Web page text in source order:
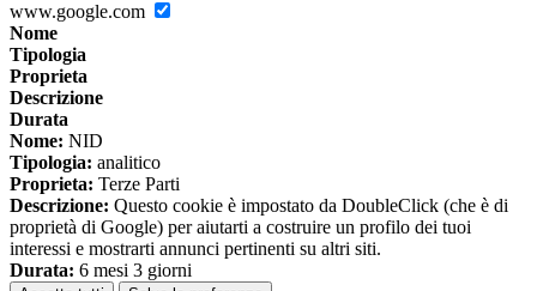
www.google.com
Nome
Tipologia
Proprieta
Descrizione
Durata
Nome: NID
Tipologia: analitico
Proprieta: Terze Parti
Descrizione: Questo cookie è impostato da DoubleClick (che è di
proprietà di Google) per aiutarti a costruire un profilo dei tuoi
interessi e mostrarti annunci pertinenti su altri siti.
Durata: 6 mesi 3 giorni